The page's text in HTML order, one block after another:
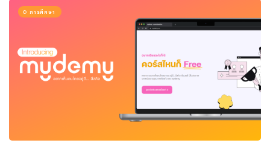
ภาษาจีน
การศึกษา